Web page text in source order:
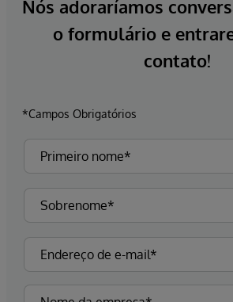
Nós adoraríamos
o formulário e
contato!
*Campos Obrigatórios